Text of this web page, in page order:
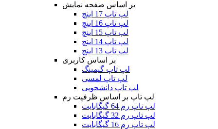
بر اساس صفحه نمایش
لپ تاپ 17 اینچ
لپ تاپ 16 اینچ
لپ تاپ 15 اینچ
لپ تاپ 14 اینچ
لپ تاپ 13 اینچ
بر اساس کاربری
لپ تاپ گیمینگ
لپ تاپ لمسی
لپ تاپ دانشجویی
لپ تاپ بر اساس ظرفیت رم
لپ تاپ رم 64 گیگابایت
لپ تاپ رم 32 گیگابایت
لپ تاپ رم 16 گیگابایت